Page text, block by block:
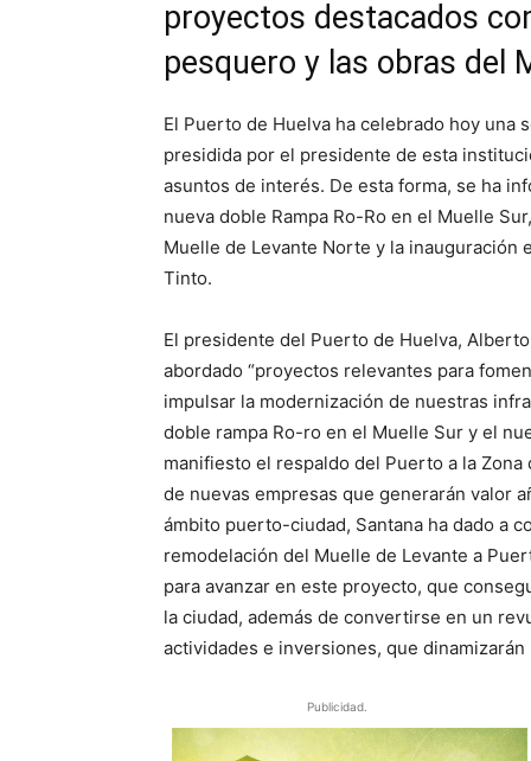
proyectos destacados
pesquero y las obras del
El Puerto de Huelva ha celebrado hoy una
presidida por el presidente de esta
asuntos de interés. De esta forma, se ha
nueva doble Rampa Ro-Ro en el Muelle
Muelle de Levante Norte y la inauguración
Tinto.
El presidente del Puerto de Huelva,
abordado “proyectos relevantes para
impulsar la modernización de nuestras
doble rampa Ro-ro en el Muelle Sur y el
manifiesto el respaldo del Puerto a la
de nuevas empresas que generarán valor
ámbito puerto-ciudad, Santana ha dado a
remodelación del Muelle de Levante a
para avanzar en este proyecto, que
la ciudad, además de convertirse en un
actividades e inversiones, que dinamizarán
Publicidad.